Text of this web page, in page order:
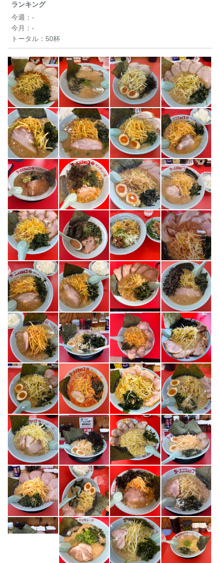
ランキング
今週： -
今月： -
トータル： 50杯